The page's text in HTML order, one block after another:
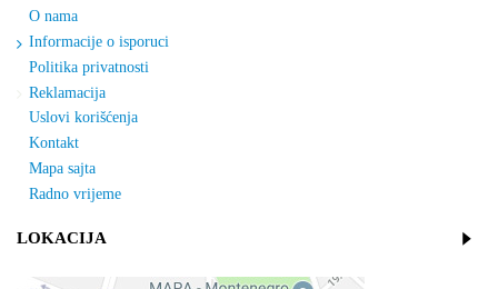
O nama
Informacije o isporuci
Politika privatnosti
Reklamacija
Uslovi korišćenja
Kontakt
Mapa sajta
Radno vrijeme
LOKACIJA